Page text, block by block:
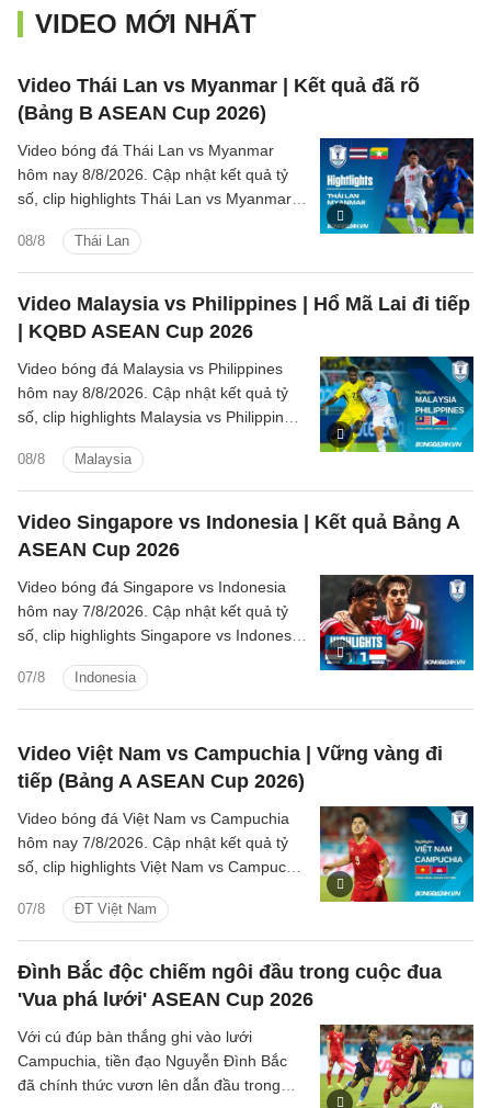
VIDEO MỚI NHẤT
Video Thái Lan vs Myanmar | Kết quả đã rõ
(Bảng B ASEAN Cup 2026)
08/8 Thái Lan
Video bóng đá Thái Lan vs Myanmar
hôm nay 8/8/2026. Cập nhật kết quả tỷ
số, clip highlights Thái Lan vs Myanmar
huống trên sân.
Video Malaysia vs Philippines | Hổ Mã Lai đi tiếp
| KQBD ASEAN Cup 2026
08/8 Malaysia
Video bóng đá Malaysia vs Philippines
hôm nay 8/8/2026. Cập nhật kết quả tỷ
số, clip highlights Malaysia vs Philippines
huống trên sân.
Video Singapore vs Indonesia | Kết quả Bảng A
ASEAN Cup 2026
07/8 Indonesia
Video bóng đá Singapore vs Indonesia
hôm nay 7/8/2026. Cập nhật kết quả tỷ
số, clip highlights Singapore vs Indonesia
huống trên sân.
Video Việt Nam vs Campuchia | Vững vàng đi
tiếp (Bảng A ASEAN Cup 2026)
07/8 ĐT Việt Nam
Video bóng đá Việt Nam vs Campuchia
hôm nay 7/8/2026. Cập nhật kết quả tỷ
số, clip highlights Việt Nam vs Campuchia
huống trên sân.
Đình Bắc độc chiếm ngôi đầu trong cuộc đua
'Vua phá lưới' ASEAN Cup 2026
Với cú đúp bàn thắng ghi vào lưới
Campuchia, tiền đạo Nguyễn Đình Bắc
đã chính thức vươn lên dẫn đầu trong